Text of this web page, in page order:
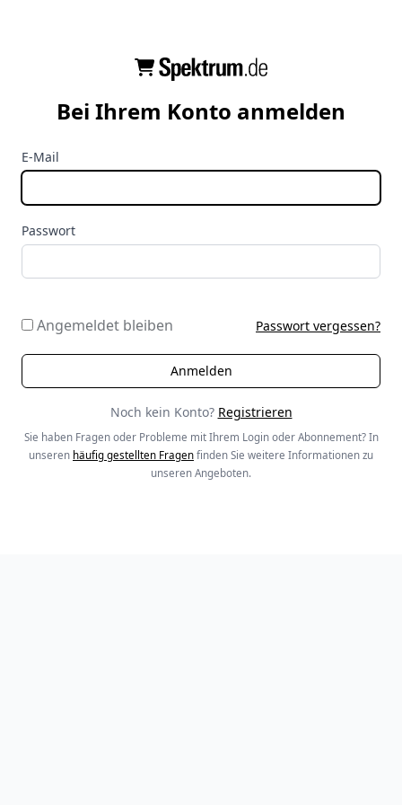
Bei Ihrem Konto anmelden
E-Mail
Passwort
Angemeldet bleiben Passwort vergessen?
Noch kein Konto? Registrieren
Sie haben Fragen oder Probleme mit Ihrem Login oder Abonnement? In
unseren häufig gestellten Fragen finden Sie weitere Informationen zu
unseren Angeboten.